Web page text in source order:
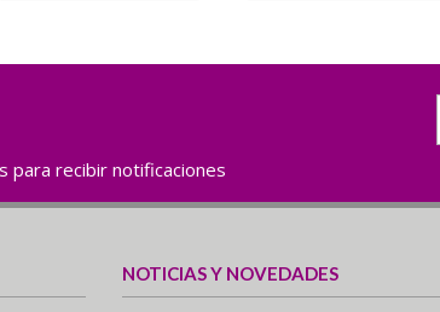
para recibir notificaciones
NOTICIAS Y NOVEDADES